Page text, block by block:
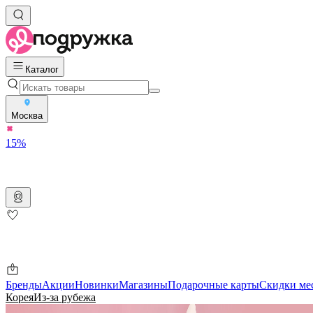
Каталог
Москва
15%
БрендыАкцииНовинкиМагазиныПодарочные картыСкидки
КореяИз-за рубежа